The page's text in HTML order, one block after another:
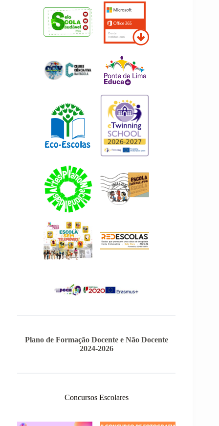
Plano de Formação Docente e Não Docente
2024-2026
Concursos Escolares